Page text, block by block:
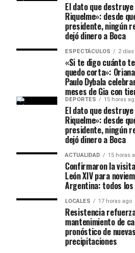
El dato que
Riquelme»: desde
presidente, ningún
dejó dinero a Boca
ESPECTÁCULOS 2
«Si te digo cuánto
quedo corta»:
Paulo Dybala
meses de Gia con
DEPORTES 15 horas
El dato que
Riquelme»: desde
presidente, ningún
dejó dinero a Boca
ACTUALIDAD 15 horas
Confirmaron la
León XIV para
Argentina: todos
LOCALES 17 horas ago
Resistencia
mantenimiento de
pronóstico de nuevas
precipitaciones